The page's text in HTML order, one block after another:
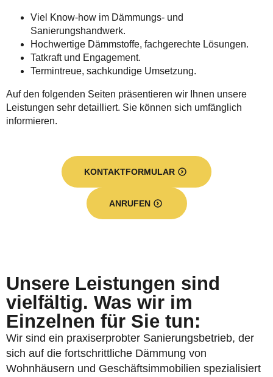
Viel Know-how im Dämmungs- und
Sanierungshandwerk.
Hochwertige Dämmstoffe, fachgerechte Lösungen.
Tatkraft und Engagement.
Termintreue, sachkundige Umsetzung.
Auf den folgenden Seiten präsentieren wir Ihnen unsere
Leistungen sehr detailliert. Sie können sich umfänglich
informieren.
KONTAKTFORMULAR
ANRUFEN
Unsere Leistungen sind
vielfältig. Was wir im
Einzelnen für Sie tun:
Wir sind ein praxiserprobter Sanierungsbetrieb, der
sich auf die fortschrittliche Dämmung von
Wohnhäusern und Geschäftsimmobilien spezialisiert